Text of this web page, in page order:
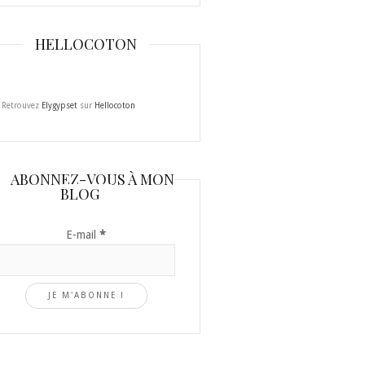
HELLOCOTON
Retrouvez Elygypsetsur Hellocoton
ABONNEZ-VOUS À MON
BLOG
E-mail*